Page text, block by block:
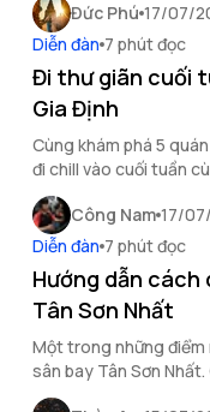
Đức Phú 17/07/
Diễn đàn 7 phút đọc
Đi thư giãn cuối
Gia Định
Cùng khám phá 5
đi chill vào cuối tuần
đây!
Công Nam 17/
Diễn đàn 7 phút đọc
Hướng dẫn cách
Tân Sơn Nhất
Một trong những điểm
sân bay Tân Sơn
Định đến sân bay Tân